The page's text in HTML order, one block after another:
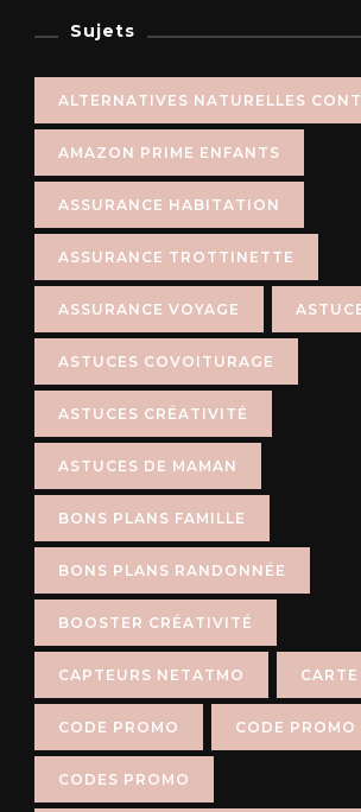
Sujets
ALTERNATIVES NATURELLES
AMAZON PRIME ENFANTS
ASSURANCE HABITATION
ASSURANCE TROTTINETTE
ASSURANCE VOYAGE
ASTUCES COVOITURAGE
ASTUCES CRÉATIVITÉ
ASTUCES DE MAMAN
BONS PLANS FAMILLE
BONS PLANS RANDONNÉE
BOOSTER CRÉATIVITÉ
CAPTEURS NETATMO
CODE PROMO CODE PROMO
CODES PROMO